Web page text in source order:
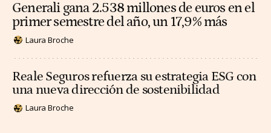
Generali gana 2.538 millones de euros en el
primer semestre del año, un 17,9% más
Laura Broche
Reale Seguros refuerza su estrategia ESG con
una nueva dirección de sostenibilidad
Laura Broche